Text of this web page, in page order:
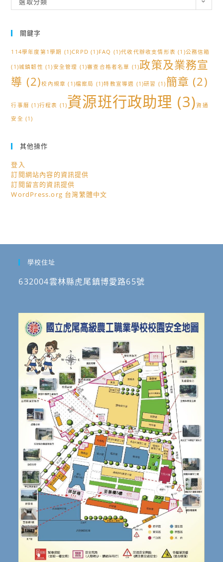
類
關鍵字
114學年度第1學期 (1)CRPD (1)FAQ (1)代收代辦收支情形表 (1)公務信箱
(1)城鎮韌性 (1)安全管理 (1)審查合格者名單 (1)政策及業務宣
導 (2)校內規章 (1)檔案局 (1)特教宣導週 (1)研習 (1) 簡章 (2)
行事曆 (1)行程表 (1)資源班行政助理 (3)資通
安全 (1)
其他操作
登入
訂閱網站內容的資訊提供
訂閱留言的資訊提供
WordPress.org 台灣繁體中文
學校住址
632004雲林縣虎尾鎮博愛路65號